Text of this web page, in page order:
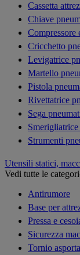
Cassetta
Chiave
Compressore
Cricchetto
Levigatrice
Martello
Pistola
Rivettatrice
Sega
Strumenti
Utensili statici,
Vedi tutte le
Antirumore
Base per
Pressa e
Sicurezza
Tornio